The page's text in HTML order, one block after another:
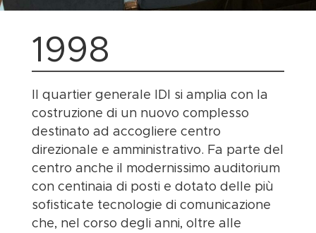
1998
Il quartier generale IDI si amplia con la
costruzione di un nuovo complesso
destinato ad accogliere centro
direzionale e amministrativo. Fa parte del
centro anche il modernissimo auditorium
con centinaia di posti e dotato delle più
sofisticate tecnologie di comunicazione
che, nel corso degli anni, oltre alle